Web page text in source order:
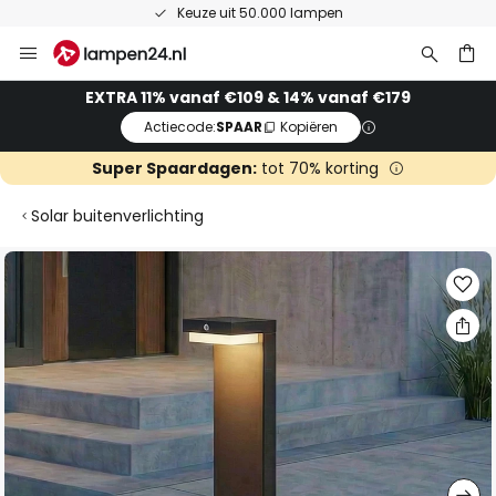
Keuze uit 50.000 lampen
naar
EXTRA 11% vanaf €109 & 14% vanaf €179
Actiecode:SPAAR Kopiëren
Super Spaardagen: tot 70% korting
Solar buitenverlichting
Ga
einde
van
de
afbeeldingen-
gallerij